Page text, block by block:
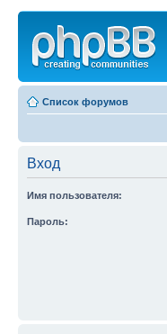
Список форумов
Вход
Имя пользователя:
Пароль: